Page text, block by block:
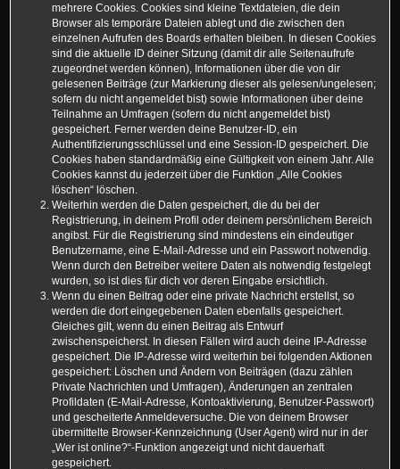
mehrere Cookies. Cookies sind kleine Textdateien, die dein
Browser als temporäre Dateien ablegt und die zwischen den
einzelnen Aufrufen des Boards erhalten bleiben. In diesen Cookies
sind die aktuelle ID deiner Sitzung (damit dir alle Seitenaufrufe
zugeordnet werden können), Informationen über die von dir
gelesenen Beiträge (zur Markierung dieser als gelesen/ungelesen;
sofern du nicht angemeldet bist) sowie Informationen über deine
Teilnahme an Umfragen (sofern du nicht angemeldet bist)
gespeichert. Ferner werden deine Benutzer-ID, ein
Authentifizierungsschlüssel und eine Session-ID gespeichert. Die
Cookies haben standardmäßig eine Gültigkeit von einem Jahr. Alle
Cookies kannst du jederzeit über die Funktion „Alle Cookies
löschen“ löschen.
Weiterhin werden die Daten gespeichert, die du bei der
Registrierung, in deinem Profil oder deinem persönlichem Bereich
angibst. Für die Registrierung sind mindestens ein eindeutiger
Benutzername, eine E-Mail-Adresse und ein Passwort notwendig.
Wenn durch den Betreiber weitere Daten als notwendig festgelegt
wurden, so ist dies für dich vor deren Eingabe ersichtlich.
Wenn du einen Beitrag oder eine private Nachricht erstellst, so
werden die dort eingegebenen Daten ebenfalls gespeichert.
Gleiches gilt, wenn du einen Beitrag als Entwurf
zwischenspeicherst. In diesen Fällen wird auch deine IP-Adresse
gespeichert. Die IP-Adresse wird weiterhin bei folgenden Aktionen
gespeichert: Löschen und Ändern von Beiträgen (dazu zählen
Private Nachrichten und Umfragen), Änderungen an zentralen
Profildaten (E-Mail-Adresse, Kontoaktivierung, Benutzer-Passwort)
und gescheiterte Anmeldeversuche. Die von deinem Browser
übermittelte Browser-Kennzeichnung (User Agent) wird nur in der
„Wer ist online?“-Funktion angezeigt und nicht dauerhaft
gespeichert.